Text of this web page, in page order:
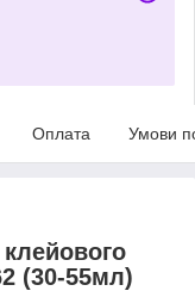
Оплата Умови
(30-55мл)